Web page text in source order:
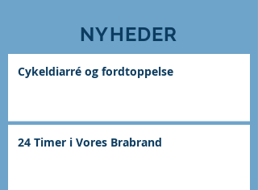
NYHEDER
Cykeldiarré og fordtoppelse
24 Timer i Vores Brabrand